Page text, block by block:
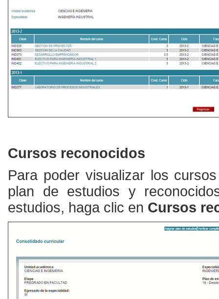
Cursos reconocidos
Para poder visualizar los
plan de estudios y
estudios, haga clic en Cursos